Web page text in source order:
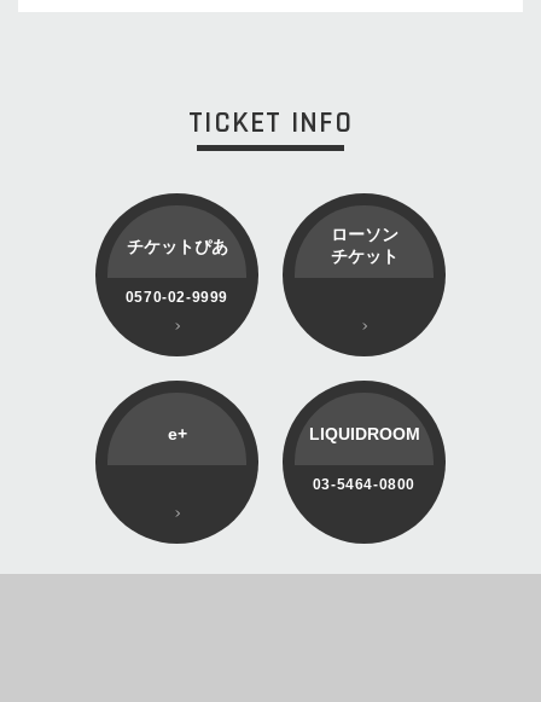
TICKET INFO
チケットぴあ
0570-02-9999
ローソン
チケット
e+ LIQUIDROOM
03-5464-0800